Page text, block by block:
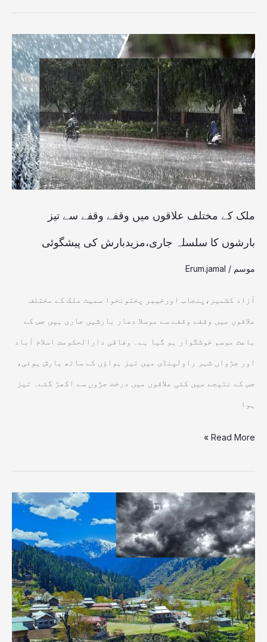
ملک کے مختلف علاقوں میں وقفے وقفے سے تیز
بارشوں کا سلسلہ جاری،مزیدبارش کی پیشگوئی
موسم /
Erum.jamal
آزاد کشمیر،پنجاب اورخیبر پختونخوا سمیت ملک کے مختلف
علاقوں میں وقفے وقفے سے موسلا دھار بارشیں جاری ہیں جس کے
باعث موسم خوشگوار ہو گیا ہے۔ وفاقی دارالحکومت اسلام آباد
اور جڑواں شہر راولپنڈی میں تیز ہواؤں کے ساتھ بارش ہوئی،
جس کے نتیجے میں کئی علاقوں میں درخت جڑوں سے اکھڑ گئے۔ تیز
ہوا
ملک
کے
مختلف
علاقوں
میں
وقفے
وقفے
سے
تیز
سلسلہ
جاری،مزیدبارش
Read More »
ملک
کے
بیشترحصوں
میں
موسم
خشک،
12